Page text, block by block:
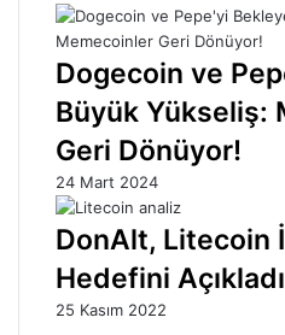
Dogecoin ve
Büyük Yükseliş:
Geri Dönüyor!
24 Mart 2024
DonAlt, Litecoin
Hedefini
25 Kasım 2022